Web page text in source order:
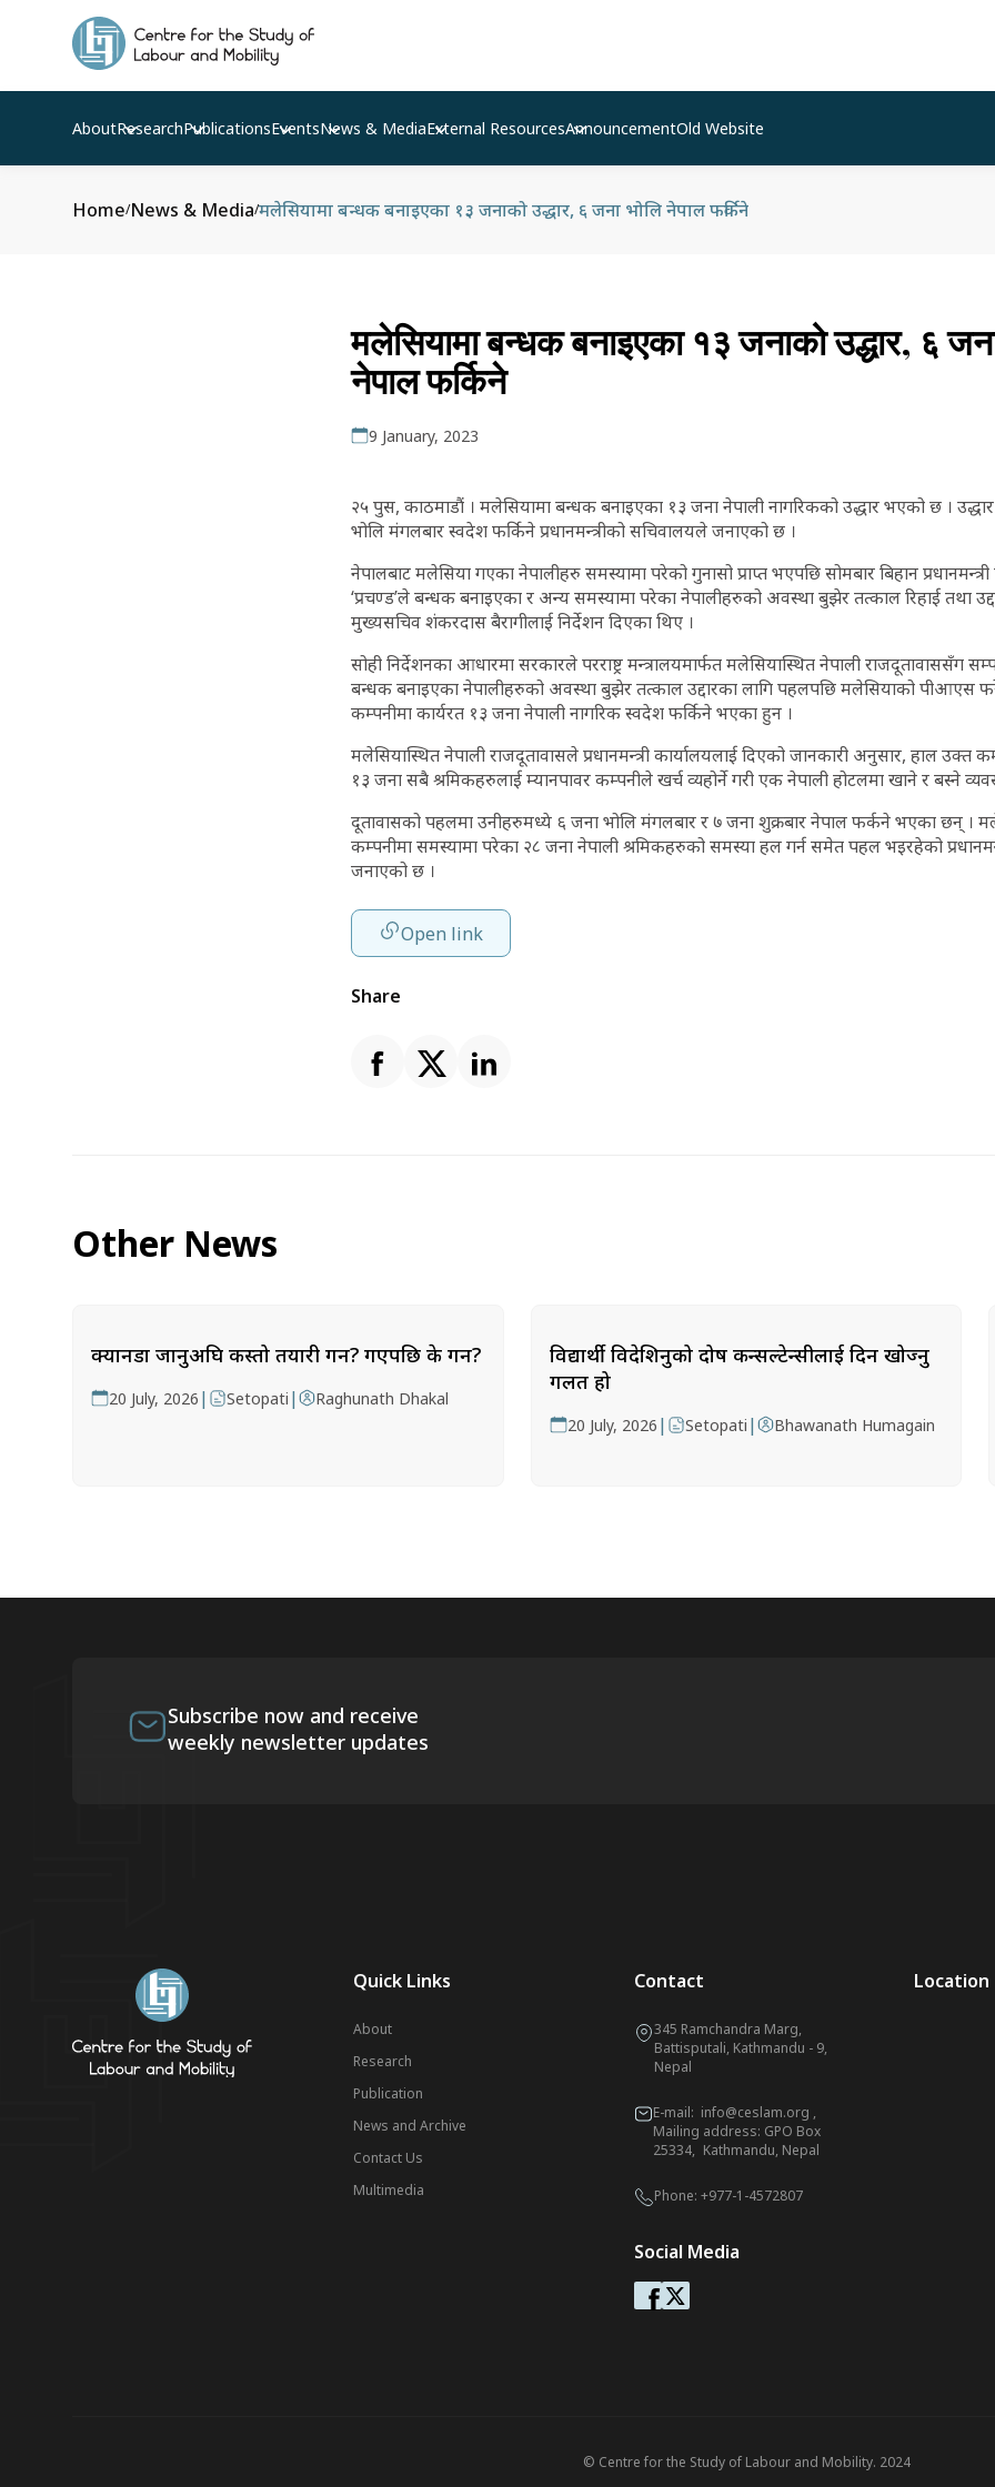
AboutResearchPublicationsEventsNews & MediaExternal ResourcesAnnouncementOld Website
Home/News & Media/मलेसियामा बन्धक बनाइएका १३ जनाको उद्धार, ६ जना भोलि नेपाल फर्किने
मलेसियामा बन्धक बनाइएका १३ जनाको उद्धार, ६
नेपाल फर्किने
9 January, 2023
२५ पुस, काठमाडौं । मलेसियामा बन्धक बनाइएका १३ जना नेपाली नागरिकको उद्धार भएको छ ।
भोलि मंगलबार स्वदेश फर्किने प्रधानमन्त्रीको सचिवालयले जनाएको छ ।
नेपालबाट मलेसिया गएका नेपालीहरु समस्यामा परेको गुनासो प्राप्त भएपछि सोमबार बिहान
‘प्रचण्ड’ले बन्धक बनाइएका र अन्य समस्यामा परेका नेपालीहरुको अवस्था बुझेर तत्काल रिहाई तथा
मुख्यसचिव शंकरदास बैरागीलाई निर्देशन दिएका थिए ।
सोही निर्देशनका आधारमा सरकारले परराष्ट्र मन्त्रालयमार्फत मलेसियास्थित नेपाली राजदूतावाससँग
बन्धक बनाइएका नेपालीहरुको अवस्था बुझेर तत्काल उद्दारका लागि पहलपछि मलेसियाको पीआएस
कम्पनीमा कार्यरत १३ जना नेपाली नागरिक स्वदेश फर्किने भएका हुन ।
मलेसियास्थित नेपाली राजदूतावासले प्रधानमन्त्री कार्यालयलाई दिएको जानकारी अनुसार, हाल उक्त
१३ जना सबै श्रमिकहरुलाई म्यानपावर कम्पनीले खर्च व्यहोर्ने गरी एक नेपाली होटलमा खाने र बस्ने
दूतावासको पहलमा उनीहरुमध्ये ६ जना भोलि मंगलबार र ७ जना शुक्रबार नेपाल फर्कने भएका छन् ।
कम्पनीमा समस्यामा परेका २८ जना नेपाली श्रमिकहरुको समस्या हल गर्न समेत पहल भइरहेको
जनाएको छ ।
Open link
Share
Other News
क्यानडा जानुअघि कस्तो तयारी गर्ने? गएपछि के गर्ने?
20 July, 2026 | Setopati | Raghunath Dhakal
विद्यार्थी विदेशिनुको दोष कन्सल्टेन्सीलाई दिन खोज्नु
गलत हो
20 July, 2026 | Setopati | Bhawanath Humagain
Subscribe now and receive
weekly newsletter updates
Quick Links
About
Research
Publication
News and Archive
Contact Us
Multimedia
Contact
345 Ramchandra Marg,
Battisputali, Kathmandu - 9,
Nepal
E-mail: info@ceslam.org ,
Mailing address: GPO Box
25334, Kathmandu, Nepal
Phone: +977-1-4572807
Social Media
Location
© Centre for the Study of Labour and Mobility. 2024